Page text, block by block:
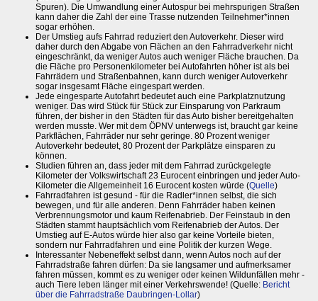
Spuren). Die Umwandlung einer Autospur bei mehrspurigen Straßen
kann daher die Zahl der eine Trasse nutzenden Teilnehmer*innen
sogar erhöhen.
Der Umstieg aufs Fahrrad reduziert den Autoverkehr. Dieser wird
daher durch den Abgabe von Flächen an den Fahrradverkehr nicht
eingeschränkt, da weniger Autos auch weniger Fläche brauchen. Da
die Fläche pro Personenkilometer bei Autofahrten höher ist als bei
Fahrrädern und Straßenbahnen, kann durch weniger Autoverkehr
sogar insgesamt Fläche eingespart werden.
Jede eingesparte Autofahrt bedeutet auch eine Parkplatznutzung
weniger. Das wird Stück für Stück zur Einsparung von Parkraum
führen, der bisher in den Städten für das Auto bisher bereitgehalten
werden musste. Wer mit dem ÖPNV unterwegs ist, braucht gar keine
Parkflächen, Fahrräder nur sehr geringe. 80 Prozent weniger
Autoverkehr bedeutet, 80 Prozent der Parkplätze einsparen zu
können.
Studien führen an, dass jeder mit dem Fahrrad zurückgelegte
Kilometer der Volkswirtschaft 23 Eurocent einbringen und jeder Auto-
Kilometer die Allgemeinheit 16 Eurocent kosten würde (Quelle)
Fahrradfahren ist gesund - für die Radler*innen selbst, die sich
bewegen, und für alle anderen. Denn Fahrräder haben keinen
Verbrennungsmotor und kaum Reifenabrieb. Der Feinstaub in den
Städten stammt hauptsächlich vom Reifenabrieb der Autos. Der
Umstieg auf E-Autos würde hier also gar keine Vorteile bieten,
sondern nur Fahrradfahren und eine Politik der kurzen Wege.
Interessanter Nebeneffekt selbst dann, wenn Autos noch auf der
Fahrradstraße fahren dürfen: Da sie langsamer und aufmerksamer
fahren müssen, kommt es zu weniger oder keinen Wildunfällen mehr -
auch Tiere leben länger mit einer Verkehrswende! (Quelle: Bericht
über die Fahrradstraße Daubringen-Lollar)